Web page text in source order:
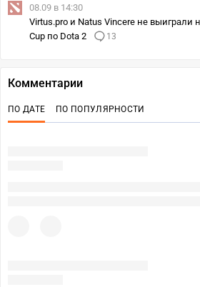
08.09 в 14:30
Virtus.pro и Natus Vincere не выиграли
Cup по Dota 2
13
Комментарии
ПО ДАТЕ ПО ПОПУЛЯРНОСТИ